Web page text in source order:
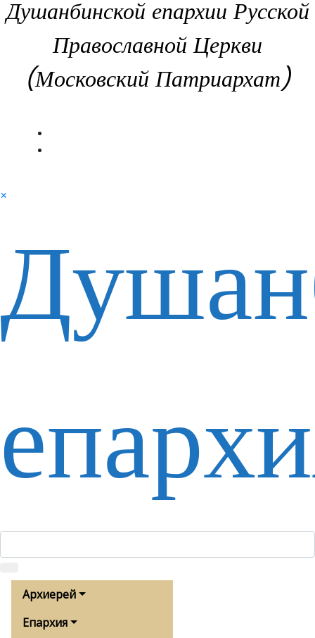
Душанбинской епархии Русской
Православной Церкви
(Московский Патриархат)
×
Архиерей
Епархия